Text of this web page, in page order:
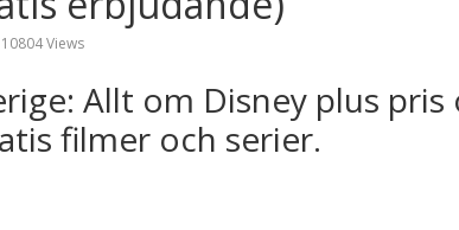
10804 Views
Allt om Disney plus
filmer och serier.